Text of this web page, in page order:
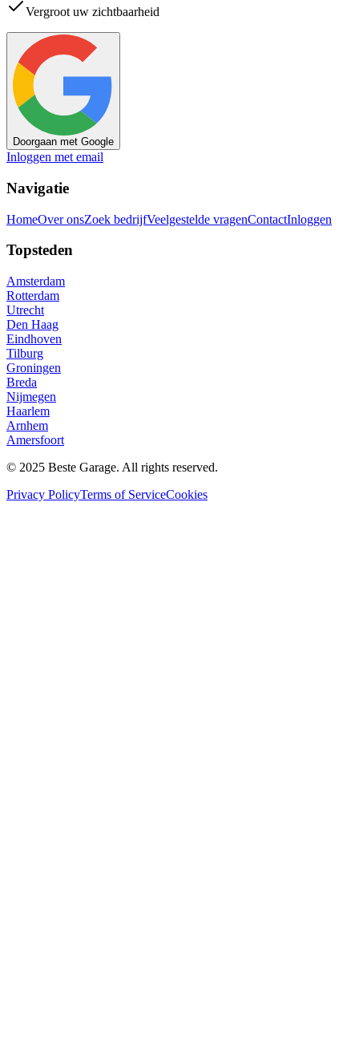
Vergroot uw zichtbaarheid
Doorgaan met Google
Inloggen met email
Navigatie
HomeOver onsZoek bedrijfVeelgestelde vragenContactInloggen
Topsteden
Amsterdam
Rotterdam
Utrecht
Den Haag
Eindhoven
Tilburg
Groningen
Breda
Nijmegen
Haarlem
Arnhem
Amersfoort
© 2025 Beste Garage. All rights reserved.
Privacy PolicyTerms of ServiceCookies